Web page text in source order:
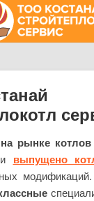
на рынке
выпущено